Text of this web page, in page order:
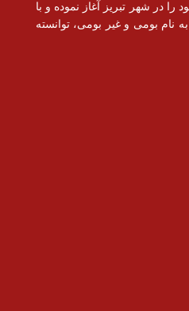
سطح کشور فعالیت خود را در شهر تبریز آغاز نموده و با
نام بومی و غیر بومی، توانسته